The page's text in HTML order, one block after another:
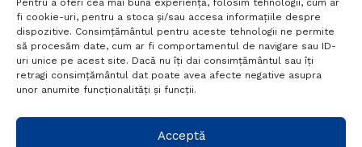
Pentru a oferi cea mai bună experiență, folosim tehnologii, cum ar
fi cookie-uri, pentru a stoca și/sau accesa informațiile despre
dispozitive. Consimțământul pentru aceste tehnologii ne permite
să procesăm date, cum ar fi comportamentul de navigare sau ID-
uri unice pe acest site. Dacă nu îți dai consimțământul sau îți
retragi consimțământul dat poate avea afecte negative asupra
unor anumite funcționalități și funcții.
Acceptă
Termeni si conditii
Politică de confidențialitate
Politica cookies
Setări GDPR
+40 788 760 194